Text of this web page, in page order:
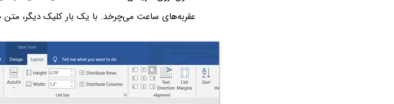
عقربه‌های ساعت می‌چرخد. با یک بار کلیک دیگر، متن ۹۰ درجه‌ی دیگر می‌چرخد.